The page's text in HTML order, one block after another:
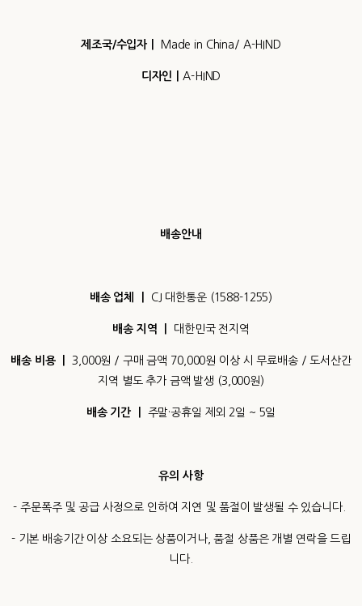
제조국/수입자 Made in China/ A-HIND
디자인 A-HIND
배송안내
배송 업체 ㅣ CJ 대한통운 (1588-1255)
배송 지역 ㅣ 대한민국 전지역
배송 비용 ㅣ 3,000원 / 구매 금액 70,000원 이상 시 무료배송 / 도서산간
지역 별도 추가 금액 발생 (3,000원)
배송 기간 ㅣ 주말·공휴일 제외 2일 ~ 5일
유의 사항
- 주문폭주 및 공급 사정으로 인하여 지연 및 품절이 발생될 수 있습니다.
- 기본 배송기간 이상 소요되는 상품이거나, 품절 상품은 개별 연락을 드립
니다.